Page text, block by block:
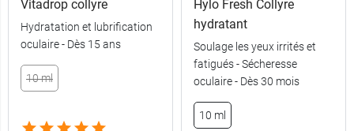
Vitadrop collyre
Hydratation et lubrification
oculaire - Dès 15 ans
10 ml
Hylo Fresh Collyre
hydratant
Soulage les yeux irrités et
fatigués - Sécheresse
oculaire - Dès 30 mois
10 ml